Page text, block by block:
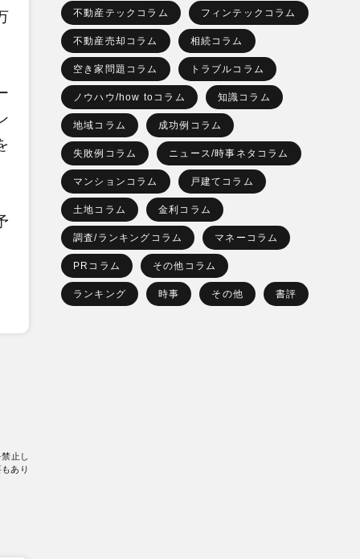
止し
あり
不動産テックコラム フィンテックコラム
不動産売却コラム 相続コラム
空き家問題コラム トラブルコラム
ノウハウ/how toコラム 知識コラム
地域コラム 成功例コラム
失敗例コラム ニュース/時事ネタコラム
マンションコラム 戸建てコラム
土地コラム 金利コラム
調査/ランキングコラム マネーコラム
PRコラム その他コラム
ランキング 時事 その他 書評